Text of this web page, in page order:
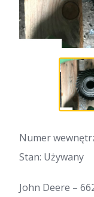
Numer
Stan: Używany
John Deere –